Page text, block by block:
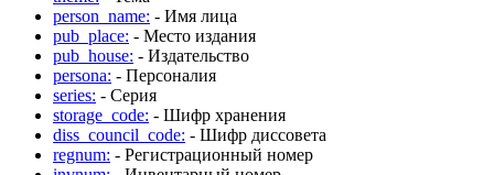
person_name: - Имя лица
pub_place: - Место издания
pub_house: - Издательство
persona: - Персоналия
series: - Серия
storage_code: - Шифр хранения
diss_council_code: - Шифр диссовета
regnum: - Регистрационный номер